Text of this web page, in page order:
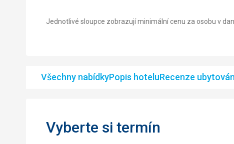
Jednotlivé sloupce zobrazují minimální cenu za osobu v
Všechny nabídkyPopis hoteluRecenze
Vyberte si termín